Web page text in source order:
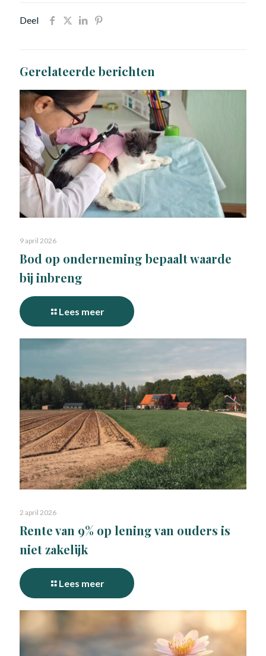
Deel
Gerelateerde berichten
9 april 2026
Bod op onderneming bepaalt waarde
bij inbreng
Lees meer
2 april 2026
Rente van 9% op lening van ouders is
niet zakelijk
Lees meer